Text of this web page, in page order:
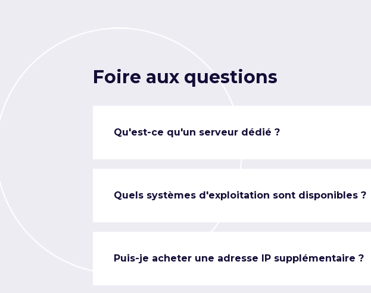
Foire aux questions
Qu'est-ce qu'un serveur dédié ?
Quels systèmes d'exploitation sont disponibles ?
Puis-je acheter une adresse IP supplémentaire ?